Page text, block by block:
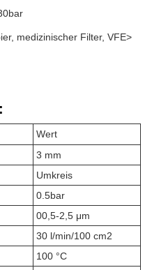
medizinischer Filter, VFE>
Wert
3 mm
Umkreis
0.5bar
00,5-2,5 μm
30 l/min/100 cm2
100 °C